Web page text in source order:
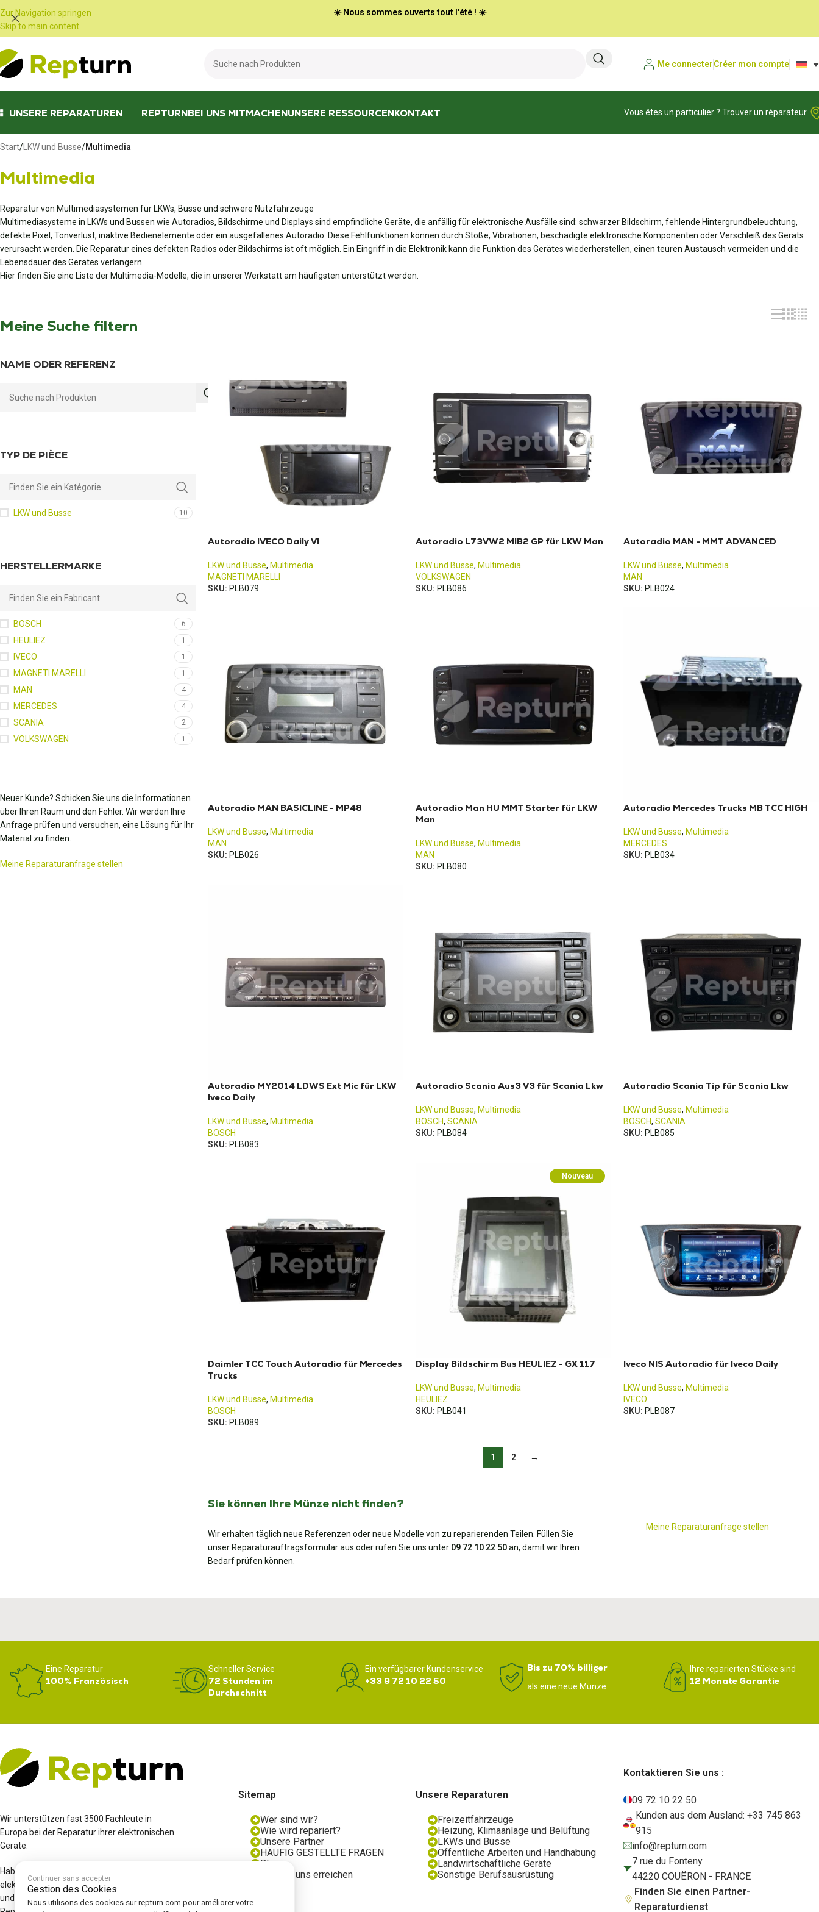
Zur Navigation springen
Skip to main content
☀️ Nous sommes ouverts tout l'été ! ☀️
Me connecterCréer mon compte
UNSERE REPARATUREN REPTURNBEI UNS MITMACHENUNSERE RESSOURCENKONTAKT Vous êtes un particulier ? Trouver un réparateur
Start/ LKW und Busse/Multimedia
Multimedia
Reparatur von Multimediasystemen für LKWs, Busse und schwere Nutzfahrzeuge
Multimediasysteme in LKWs und Bussen wie Autoradios, Bildschirme und Displays sind empfindliche Geräte, die anfällig für elektronische Ausfälle sind: schwarzer Bildschirm, fehlende Hintergrundbeleuchtung,
defekte Pixel, Tonverlust, inaktive Bedienelemente oder ein ausgefallenes Autoradio. Diese Fehlfunktionen können durch Stöße, Vibrationen, beschädigte elektronische Komponenten oder Verschleiß des Geräts
verursacht werden. Die Reparatur eines defekten Radios oder Bildschirms ist oft möglich. Ein Eingriff in die Elektronik kann die Funktion des Gerätes wiederherstellen, einen teuren Austausch vermeiden und die
Lebensdauer des Gerätes verlängern.
Hier finden Sie eine Liste der Multimedia-Modelle, die in unserer Werkstatt am häufigsten unterstützt werden.
Meine Suche filtern
NAME ODER REFERENZ
TYP DE PIÈCE
LKW und Busse 10
HERSTELLERMARKE
BOSCH 6
HEULIEZ 1
IVECO 1
MAGNETI MARELLI 1
MAN 4
MERCEDES 4
SCANIA 2
VOLKSWAGEN 1
Neuer Kunde? Schicken Sie uns die Informationen
über Ihren Raum und den Fehler. Wir werden Ihre
Anfrage prüfen und versuchen, eine Lösung für Ihr
Material zu finden.
Meine Reparaturanfrage stellen
Autoradio IVECO Daily VI
LKW und Busse, Multimedia
MAGNETI MARELLI
SKU: PLB079
Autoradio L73VW2 MIB2 GP für LKW Man
LKW und Busse, Multimedia
VOLKSWAGEN
SKU: PLB086
Autoradio MAN - MMT ADVANCED
LKW und Busse, Multimedia
MAN
SKU: PLB024
Autoradio MAN BASICLINE - MP48
LKW und Busse, Multimedia
MAN
SKU: PLB026
Autoradio Man HU MMT Starter für LKW
Man
LKW und Busse, Multimedia
MAN
SKU: PLB080
Autoradio Mercedes Trucks MB TCC HIGH
LKW und Busse, Multimedia
MERCEDES
SKU: PLB034
Autoradio MY2014 LDWS Ext Mic für LKW
Iveco Daily
LKW und Busse, Multimedia
BOSCH
SKU: PLB083
Autoradio Scania Aus3 V3 für Scania Lkw
LKW und Busse, Multimedia
BOSCH, SCANIA
SKU: PLB084
Autoradio Scania Tip für Scania Lkw
LKW und Busse, Multimedia
BOSCH, SCANIA
SKU: PLB085
Daimler TCC Touch Autoradio für Mercedes
Trucks
LKW und Busse, Multimedia
BOSCH
SKU: PLB089
Nouveau
Display Bildschirm Bus HEULIEZ - GX 117
LKW und Busse, Multimedia
HEULIEZ
SKU: PLB041
Iveco NIS Autoradio für Iveco Daily
LKW und Busse, Multimedia
IVECO
SKU: PLB087
1 2 →
Sie können Ihre Münze nicht finden?
Wir erhalten täglich neue Referenzen oder neue Modelle von zu reparierenden Teilen. Füllen Sie
unser Reparaturauftragsformular aus oder rufen Sie uns unter 09 72 10 22 50an, damit wir Ihren
Bedarf prüfen können.
Meine Reparaturanfrage stellen
Eine Reparatur
100% Französisch
Schneller Service
72 Stunden im
Durchschnitt
Ein verfügbarer Kundenservice
+33 9 72 10 22 50
Bis zu 70% billiger
als eine neue Münze
Ihre reparierten Stücke sind
12 Monate Garantie
Wir unterstützen fast 3500 Fachleute in
Europa bei der Reparatur ihrer elektronischen
Geräte.
Haben Sie einen Defekt an einem
elektronischen Gerät? Kontaktieren Sie uns
und wir können Ihnen eine Diagnose, eine
Sitemap
Wer sind wir?
Wie wird repariert?
Unsere Partner
HÄUFIG GESTELLTE FRAGEN
Blog
Wie Sie uns erreichen
Unsere Reparaturen
Freizeitfahrzeuge
Heizung, Klimaanlage und Belüftung
LKWs und Busse
Öffentliche Arbeiten und Handhabung
Landwirtschaftliche Geräte
Sonstige Berufsausrüstung
Kontaktieren Sie uns :
09 72 10 22 50
Kunden aus dem Ausland: +33 745 863
915
info@repturn.com
7 rue du Fonteny
44220 COUËRON - FRANCE
Finden Sie einen Partner-
Reparaturdienst
Continuer sans accepter
Gestion des Cookies
Nous utilisons des cookies sur repturn.com pour améliorer votre